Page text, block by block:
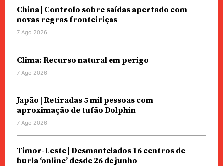
China | Controlo sobre saídas apertado com
novas regras fronteiriças
7 Ago 2026
Clima: Recurso natural em perigo
7 Ago 2026
Japão | Retiradas 5 mil pessoas com
aproximação de tufão Dolphin
7 Ago 2026
Timor-Leste | Desmantelados 16 centros de
burla ‘online’ desde 26 de junho